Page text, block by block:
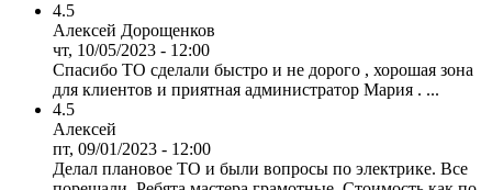
4.5
Алексей Дорощенков
чт, 10/05/2023 - 12:00
Спасибо ТО сделали быстро и не дорого , хорошая зона
для клиентов и приятная администратор Мария . ...
4.5
Алексей
пт, 09/01/2023 - 12:00
Делал плановое ТО и были вопросы по электрике. Все